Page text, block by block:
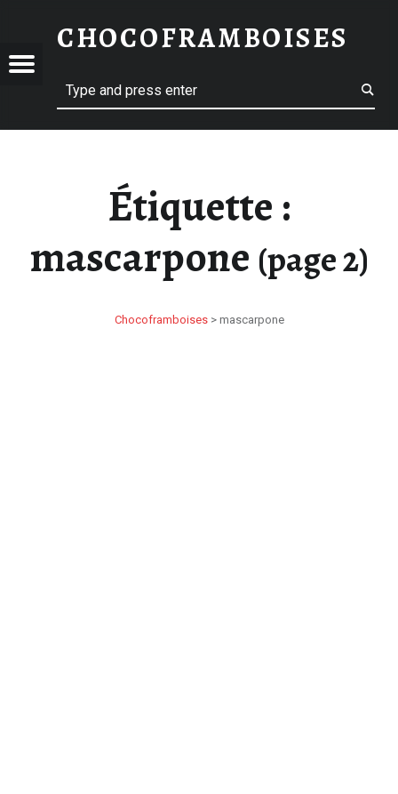
CHOCOFRAMBOISES
Menu
Étiquette :
mascarpone (page 2)
Chocoframboises> mascarpone